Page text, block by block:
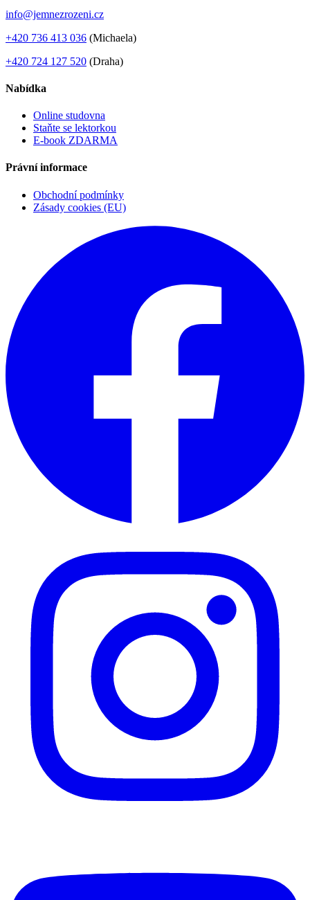
info@jemnezrozeni.cz
+420 736 413 036 (Michaela)
+420 724 127 520 (Draha)
Nabídka
Online studovna
Staňte se lektorkou
E-book ZDARMA
Právní informace
Obchodní podmínky
Zásady cookies (EU)